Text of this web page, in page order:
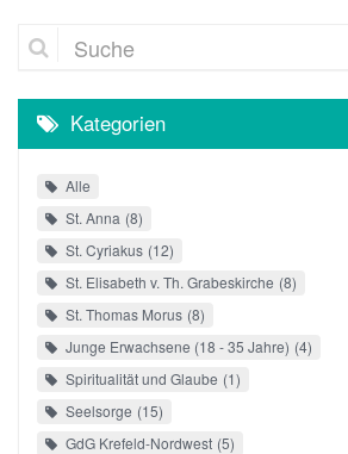
Suche
Kategorien
Alle
St. Anna 8
St. Cyriakus 12
St. Elisabeth v. Th. Grabeskirche 8
St. Thomas Morus 8
Junge Erwachsene (18 - 35 Jahre) 4
Spiritualität und Glaube 1
Seelsorge 15
GdG Krefeld-Nordwest 5